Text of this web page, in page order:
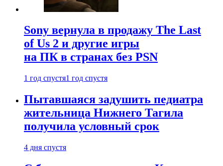
Sony вернула в продажу The Last
of Us 2 и другие игры
на ПК в странах без PSN
1 год спустя1 год спустя
Пытавшаяся задушить педиатра
жительница Нижнего Тагила
получила условный срок
4 дня спустя